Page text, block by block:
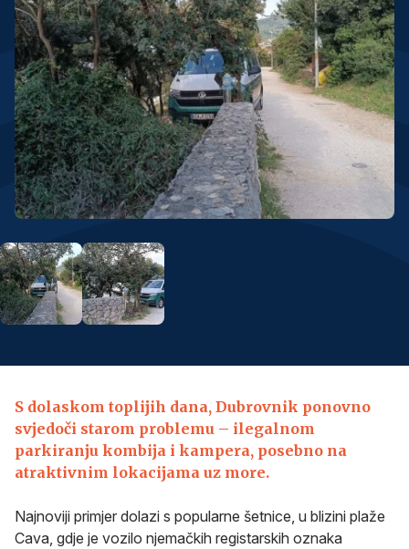
S dolaskom toplijih dana, Dubrovnik ponovno
svjedoči starom problemu – ilegalnom
parkiranju kombija i kampera, posebno na
atraktivnim lokacijama uz more.
Najnoviji primjer dolazi s popularne šetnice, u blizini plaže
Cava, gdje je vozilo njemačkih registarskih oznaka